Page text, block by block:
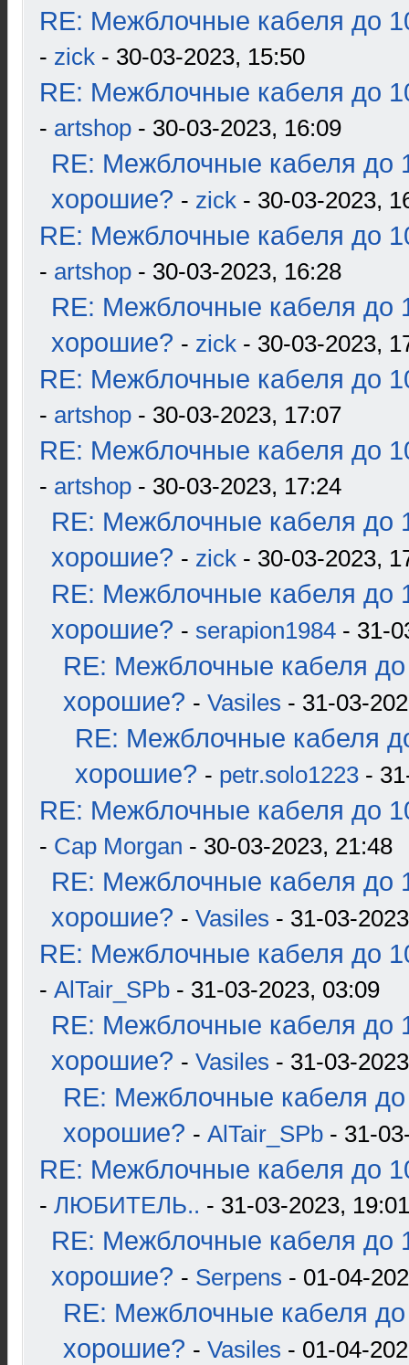
RE: Межблочные кабеля до
- zick - 30-03-2023, 15:50
RE: Межблочные кабеля до
- artshop - 30-03-2023, 16:09
RE: Межблочные кабеля до
хорошие? - zick - 30-03-2023,
RE: Межблочные кабеля до
- artshop - 30-03-2023, 16:28
RE: Межблочные кабеля до
хорошие? - zick - 30-03-2023,
RE: Межблочные кабеля до
- artshop - 30-03-2023, 17:07
RE: Межблочные кабеля до
- artshop - 30-03-2023, 17:24
RE: Межблочные кабеля до
хорошие? - zick - 30-03-2023,
RE: Межблочные кабеля до
хорошие? - serapion1984 - 31-
RE: Межблочные кабеля до
хорошие? - Vasiles - 31-03-
RE: Межблочные кабеля
хорошие? - petr.solo1223 -
RE: Межблочные кабеля до
- Cap Morgan - 30-03-2023, 21:48
RE: Межблочные кабеля до
хорошие? - Vasiles - 31-03-
RE: Межблочные кабеля до
- AlTair_SPb - 31-03-2023, 03:09
RE: Межблочные кабеля до
хорошие? - Vasiles - 31-03-
RE: Межблочные кабеля до
хорошие? - AlTair_SPb - 31-
RE: Межблочные кабеля до
- ЛЮБИТЕЛЬ.. - 31-03-2023, 19:01
RE: Межблочные кабеля до
хорошие? - Serpens - 01-04-
RE: Межблочные кабеля до
хорошие? - Vasiles - 01-04-